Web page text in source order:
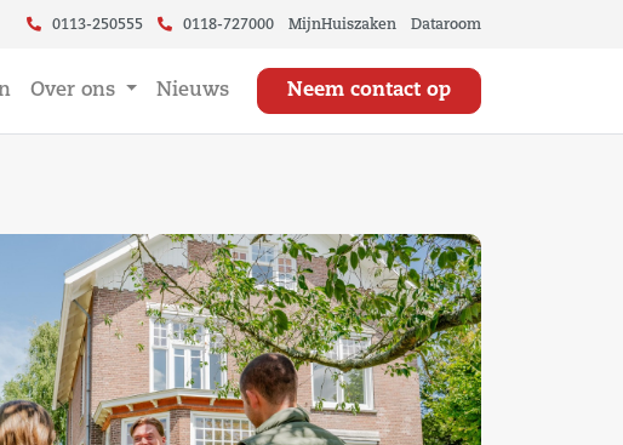
0113-250555 0118-727000 MijnHuiszaken Dataroom
Over ons Nieuws Neem contact op